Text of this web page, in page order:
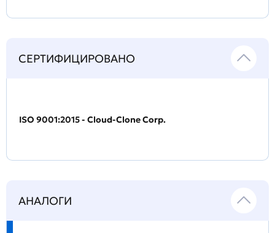
СЕРТИФИЦИРОВАНО
ISO 9001:2015 - Cloud-Clone Corp.
АНАЛОГИ